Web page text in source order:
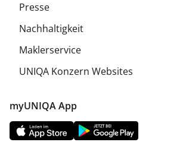
Presse
Nachhaltigkeit
Maklerservice
UNIQA Konzern Websites
myUNIQA App